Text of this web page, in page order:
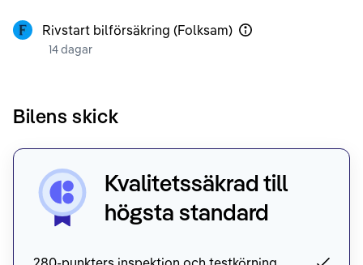
Rivstart bilförsäkring (Folksam)
14 dagar
Bilens skick
Kvalitetssäkrad till
högsta standard